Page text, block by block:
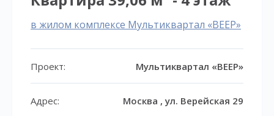
в жилом комплексе Мультиквартал «ВЕЕР»
Проект: Мультиквартал «ВЕЕР»
Адрес: Москва , ул. Верейская 29